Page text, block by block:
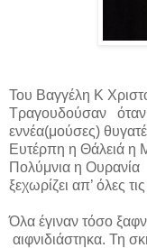
Του Βαγγέλη Κ
Τραγουδούσαν
όταν
εννέα(μούσες)
Ευτέρπη η Θάλειά η
Πολύμνια η Ουρανία
ξεχωρίζει απ’ όλες
Όλα έγιναν τόσο
αιφνιδιάστηκα. Τη